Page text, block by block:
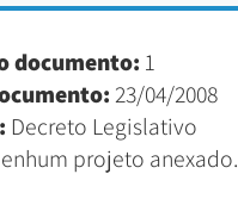
documento: 1
23/04/2008
Decreto Legislativo
projeto anexado.